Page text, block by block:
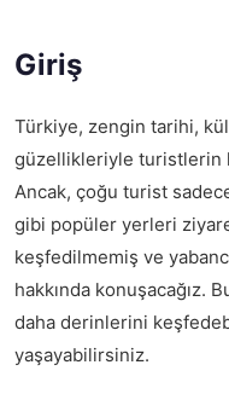
Giriş
Türkiye, zengin tarihi,
güzellikleriyle turistlerin
Ancak, çoğu turist
gibi popüler yerleri
keşfedilmemiş ve
hakkında konuşacağız.
daha derinlerini
yaşayabilirsiniz.